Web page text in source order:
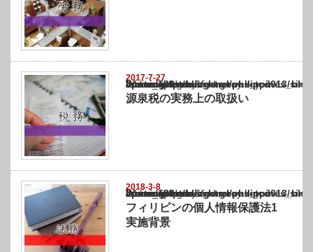
2017-7-27
Warning
: Undefined array key "show_category" in
/home/netst/kuno-cpa.co.jp/public_html/philippines_blog/wp-content/themes/
on line183
源泉税の実務上の取扱い
2018-3-8
Warning
: Undefined array key "show_category" in
/home/netst/kuno-cpa.co.jp/public_html/philippines_blog/wp-content/themes/
on line183
フィリピンの個人情報保護法1
実施背景